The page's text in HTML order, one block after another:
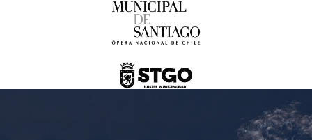
Gustavo Santaolalla - "Ronroco" Tour